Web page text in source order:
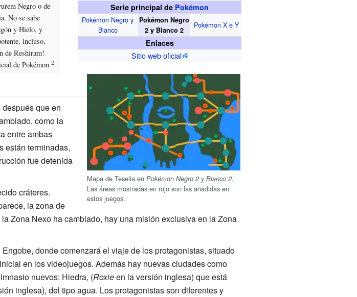
Serie principal de Pokémon
Pokémon Negro y
Blanco
Pokémon Negro
2 y Blanco 2
Pokémon X e Y
Enlaces
Sitio web oficial
Mapa de Teselia enPokémon Negro 2 y Blanco 2.
Las áreas mostradas en rojo son las añadidas en
estos juegos.
Negro o de
No se sabe
y Hielo, y
incluso,
de Reshiram!
de Pokémon
que en
como la
entre ambas
están terminadas,
fue detenida
cráteres.
la zona de
Zona Nexo ha cambiado, hay una misión exclusiva en la Zona
donde comenzará el viaje de los protagonistas, situado
en los videojuegos. Además hay nuevas ciudades como
nuevos: Hiedra, (Roxieen la versión inglesa) que está
inglesa), del tipo agua. Los protagonistas son diferentes y